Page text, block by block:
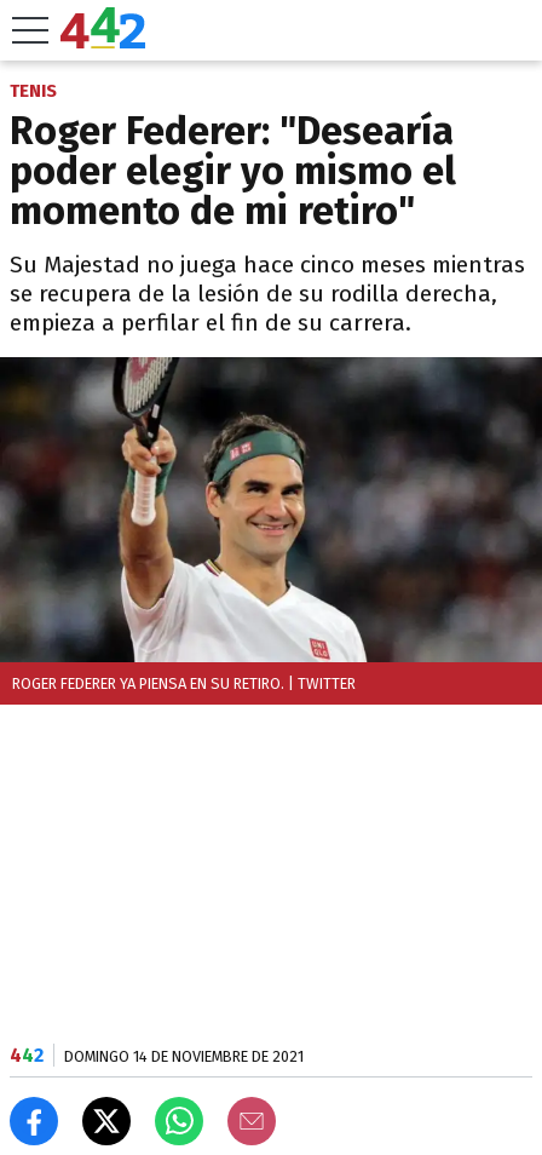
TENIS
Roger Federer: "Desearía
poder elegir yo mismo el
momento de mi retiro"
Su Majestad no juega hace cinco meses mientras
se recupera de la lesión de su rodilla derecha,
empieza a perfilar el fin de su carrera.
ROGER FEDERER YA PIENSA EN SU RETIRO. | TWITTER
442 DOMINGO 14 DE NOVIEMBRE DE 2021